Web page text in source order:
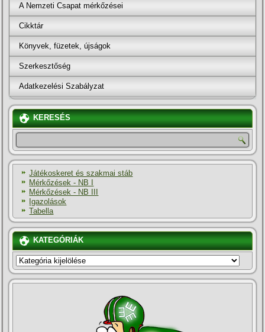
A Nemzeti Csapat mérkőzései
Cikktár
Könyvek, füzetek, újságok
Szerkesztőség
Adatkezelési Szabályzat
KERESÉS
Játékoskeret és szakmai stáb
Mérkőzések - NB I
Mérkőzések - NB III
Igazolások
Tabella
KATEGÓRIÁK
KATEGÓRIÁK